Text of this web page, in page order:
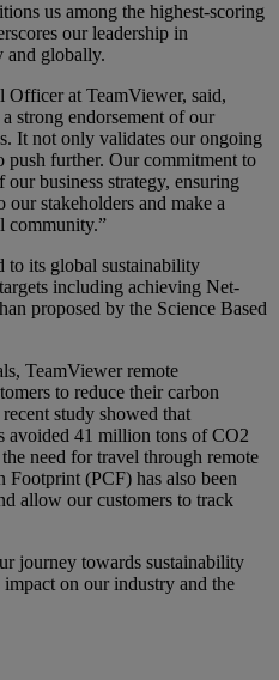
us among the highest-scoring
our leadership in
and globally.
at TeamViewer, said,
strong endorsement of our
It not only validates our ongoing
push further. Our commitment to
business strategy, ensuring
stakeholders and make a
community.”
to its global sustainability
including achieving Net-
proposed by the Science Based
TeamViewer remote
to reduce their carbon
study showed that
avoided 41 million tons of CO2
need for travel through remote
Footprint (PCF) has also been
allow our customers to track
journey towards sustainability
on our industry and the